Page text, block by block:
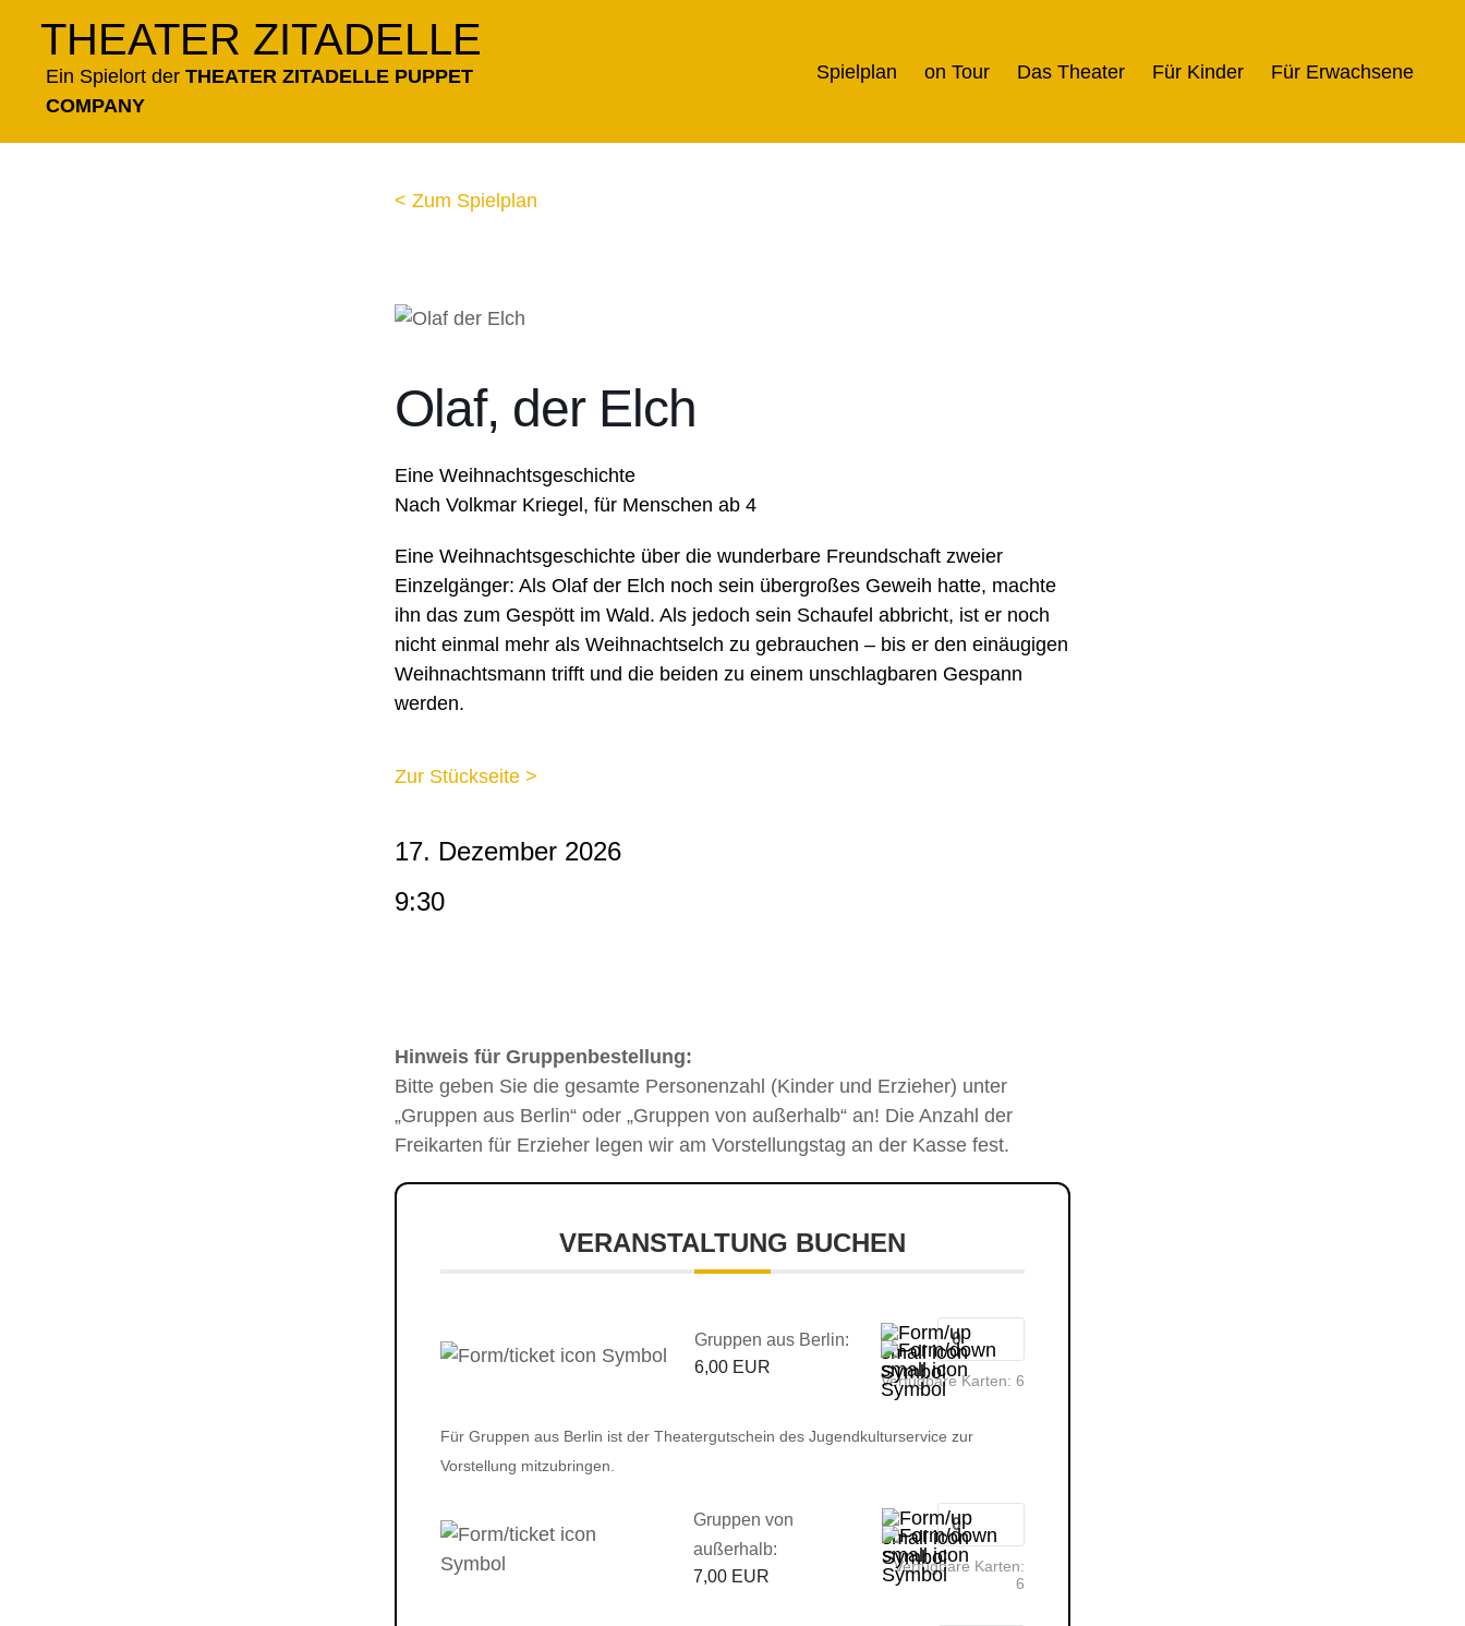
springen
THEATER ZITADELLE
Ein Spielort der THEATER ZITADELLE PUPPET
COMPANY
Spielplan on Tour Das Theater Für Kinder Für Erwachsene
< Zum Spielplan
Olaf, der Elch
Eine Weihnachtsgeschichte
Nach Volkmar Kriegel, für Menschen ab 4
Eine Weihnachtsgeschichte über die wunderbare Freundschaft zweier
Einzelgänger: Als Olaf der Elch noch sein übergroßes Geweih hatte, machte
ihn das zum Gespött im Wald. Als jedoch sein Schaufel abbricht, ist er noch
nicht einmal mehr als Weihnachtselch zu gebrauchen – bis er den einäugigen
Weihnachtsmann trifft und die beiden zu einem unschlagbaren Gespann
werden.
Zur Stückseite >
17. Dezember 2026
9:30
Hinweis für Gruppenbestellung:
Bitte geben Sie die gesamte Personenzahl (Kinder und Erzieher) unter
„Gruppen aus Berlin“ oder „Gruppen von außerhalb“ an! Die Anzahl der
Freikarten für Erzieher legen wir am Vorstellungstag an der Kasse fest.
VERANSTALTUNG BUCHEN
Gruppen aus Berlin:
6,00 EUR
Verfügbare Karten: 6
Für Gruppen aus Berlin ist der Theatergutschein des Jugendkulturservice zur
Vorstellung mitzubringen.
Gruppen von
außerhalb:
7,00 EUR
Verfügbare Karten:
6